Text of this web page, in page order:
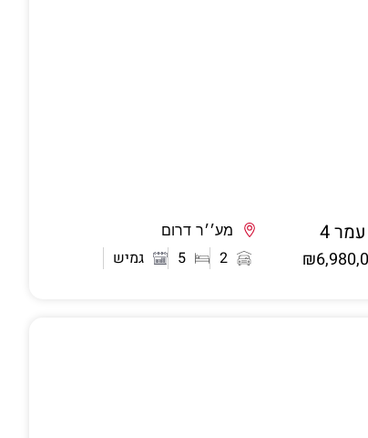
4 מע׳׳ר דרום
2
5 גמיש